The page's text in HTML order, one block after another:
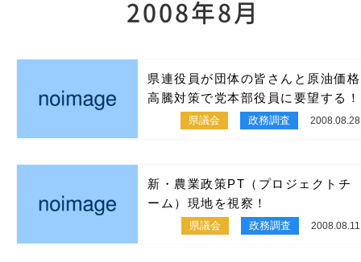
2008年8月
県連役員が団体の皆さんと原油価格
高騰対策で党本部役員に要望する！
県議会 政務調査 2008.08.28
新・農業政策PT（プロジェクトチ
ーム）現地を視察！
県議会 政務調査 2008.08.11